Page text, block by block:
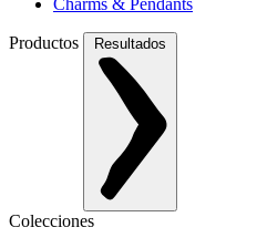
Charms & Pendants
Productos Resultados
Colecciones